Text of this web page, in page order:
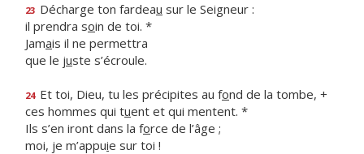
23 Décharge ton fardeau sur le Seigneur :
il prendra soin de toi. *
Jamais il ne permettra
que le juste s’écroule.
24 Et toi, Dieu, tu les précipites au fond de la tombe, +
ces hommes qui tuent et qui mentent. *
Ils s’en iront dans la force de l’âge ;
moi, je m’appuie sur toi !